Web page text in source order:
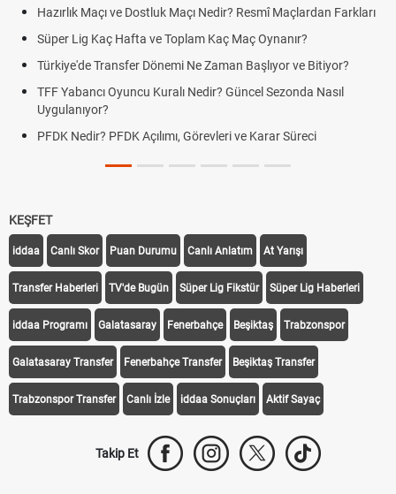
Hazırlık Maçı ve Dostluk Maçı Nedir? Resmî Maçlardan Farkları
Süper Lig Kaç Hafta ve Toplam Kaç Maç Oynanır?
Türkiye'de Transfer Dönemi Ne Zaman Başlıyor ve Bitiyor?
TFF Yabancı Oyuncu Kuralı Nedir? Güncel Sezonda Nasıl
Uygulanıyor?
PFDK Nedir? PFDK Açılımı, Görevleri ve Karar Süreci
KEŞFET
iddaa Canlı Skor Puan Durumu Canlı Anlatım At Yarışı
Transfer Haberleri TV'de Bugün Süper Lig Fikstür Süper Lig Haberleri
iddaa Programı Galatasaray Fenerbahçe Beşiktaş Trabzonspor
Galatasaray Transfer Fenerbahçe Transfer Beşiktaş Transfer
Trabzonspor Transfer Canlı İzle iddaa Sonuçları Aktif Sayaç
Takip Et